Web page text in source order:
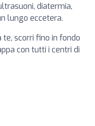
diatermia,
lungo eccetera.
scorri fino in fondo
con tutti i centri di